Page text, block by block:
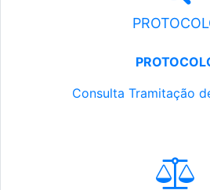
Consulta Tramitação